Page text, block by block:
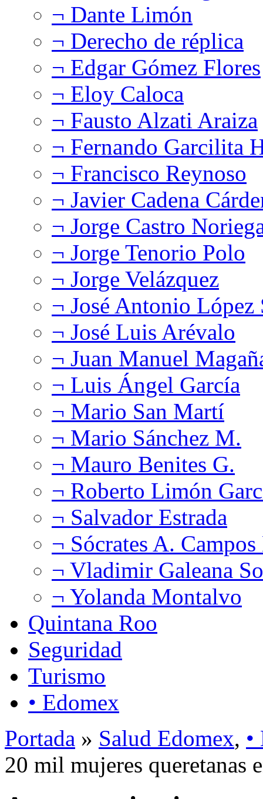
¬ Dante Limón
¬ Derecho de réplica
¬ Edgar Gómez Flores
¬ Eloy Caloca
¬ Fausto Alzati Araiza
¬ Fernando Garcilita
¬ Francisco Reynoso
¬ Javier Cadena
¬ Jorge Castro
¬ Jorge Tenorio Polo
¬ Jorge Velázquez
¬ José Antonio López
¬ José Luis Arévalo
¬ Juan Manuel
¬ Luis Ángel García
¬ Mario San Martí
¬ Mario Sánchez M.
¬ Mauro Benites G.
¬ Roberto Limón
¬ Salvador Estrada
¬ Sócrates A.
¬ Vladimir Galeana
¬ Yolanda Montalvo
Quintana Roo
Seguridad
Turismo
• Edomex
Portada » Salud Edomex, •
20 mil mujeres queretanas